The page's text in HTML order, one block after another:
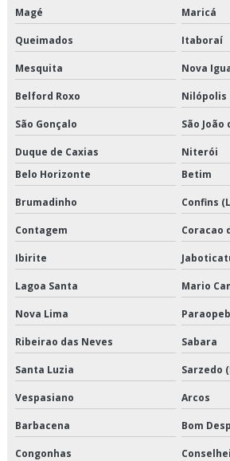
Empresa de crossdocking
Empresa de distribuição de alimentos
Empresa de distribuição de alimentos
Empresa de distribuição de mercadorias
Empresa de distribuição e logística
Empresa de entrega de congelados
Empresa de entrega de perecíveis
Empresa de entrega de refrigerados
Empresa de entregas fracionadas
Empresa de logística de alimentos
Empresa de logística e transporte
Empresa de logística e transporte de
Magé Maricá
Queimados Itaboraí
Mesquita Nova
Belford Roxo Nilópolis
São Gonçalo São
Duque de Caxias
Niterói
Belo Horizonte
Betim
Brumadinho Confins
Contagem Coracao
Ibirite
Lagoa Santa Mario
Nova Lima
Ribeirao das Neves Sabara
Santa Luzia Sarzedo
Vespasiano Arcos
Barbacena Bom
Congonhas